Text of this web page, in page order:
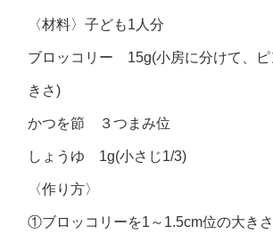
〈材料〉子ども1人分
ブロッコリー 15g(小房に分けて、ピ
きさ)
かつを節 ３つまみ位
しょうゆ 1g(小さじ1/3)
〈作り方〉
①ブロッコリーを1～1.5cm位の大き